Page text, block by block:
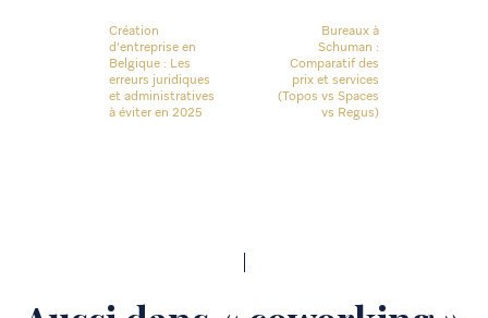
Création
d’entreprise en
Belgique : Les
erreurs juridiques
et administratives
à éviter en 2025
Bureaux à
Schuman :
Comparatif des
prix et services
(Topos vs Spaces
vs Regus)